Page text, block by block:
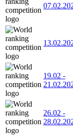
19.02 -
26.02 -